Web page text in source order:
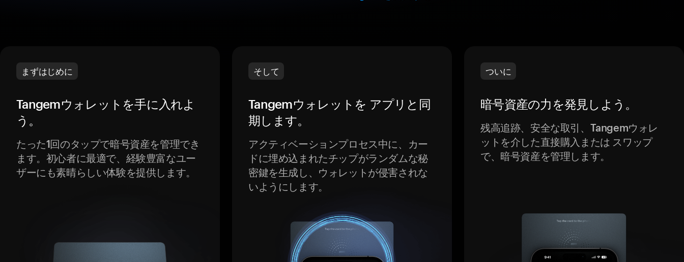
まずはじめに
Tangemウォレットを手に入れよ
う。
たった1回のタップで暗号資産を管理でき
ます。初心者に最適で、経験豊富なユー
ザーにも素晴らしい体験を提供します。
そして
Tangemウォレットを アプリと同
期します。
アクティベーションプロセス中に、カー
ドに埋め込まれたチップがランダムな秘
密鍵を生成し、ウォレットが侵害されな
いようにします。
ついに
暗号資産の力を発見しよう。
残高追跡、安全な取引、Tangemウォレ
ットを介した直接購入または スワップ
で、暗号資産を管理します。